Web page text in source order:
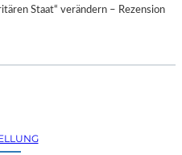
Staat“ verändern – Rezension